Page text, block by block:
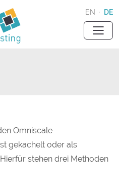
EN · DE
Omniscale
gekachelt oder als
stehen drei Methoden